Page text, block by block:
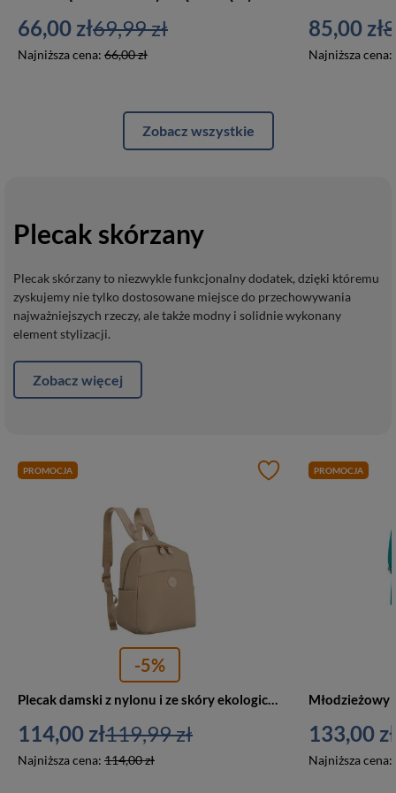
66,00 zł
Najniższa cena: 66,00 zł
69,99 zł 85,00 zł
Najniższa cena:
Zobacz wszystkie
PROMOCJA
-5%
Plecak damski z nylonu i ze skóry ekologicznej miejski Peterson JN-17 mały beżowy
114,00 zł
Najniższa cena: 114,00 zł
119,99 zł
PROMOCJA
133,00 zł
Najniższa cena:
Plecak skórzany
Plecak skórzany to niezwykle funkcjonalny dodatek, dzięki któremu
zyskujemy nie tylko dostosowane miejsce do przechowywania
najważniejszych rzeczy, ale także modny i solidnie wykonany
element stylizacji.
Zobacz więcej